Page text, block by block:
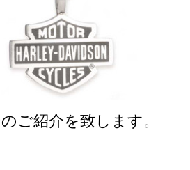
ご紹介を致します。